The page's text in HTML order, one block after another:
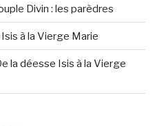
Divin : les parèdres
à la Vierge Marie
la déesse Isis à la Vierge